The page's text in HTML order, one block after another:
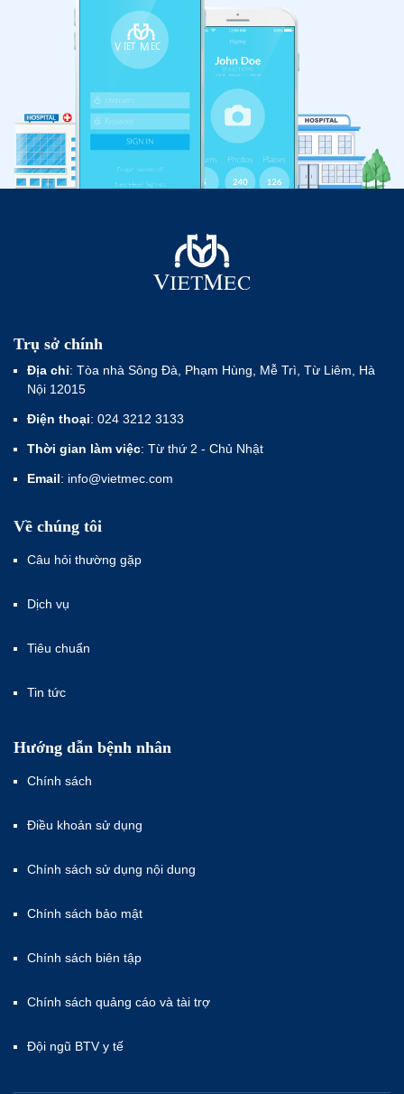
Trụ sở chính
Địa chỉ: Tòa nhà Sông Đà, Phạm Hùng, Mễ Trì, Từ Liêm, Hà
Nội 12015
Điện thoại: 024 3212 3133
Thời gian làm việc: Từ thứ 2 - Chủ Nhật
Email: info@vietmec.com
Về chúng tôi
Câu hỏi thường gặp
Dịch vụ
Tiêu chuẩn
Tin tức
Hướng dẫn bệnh nhân
Chính sách
Điều khoản sử dụng
Chính sách sử dụng nội dung
Chính sách bảo mật
Chính sách biên tập
Chính sách quảng cáo và tài trợ
Đội ngũ BTV y tế